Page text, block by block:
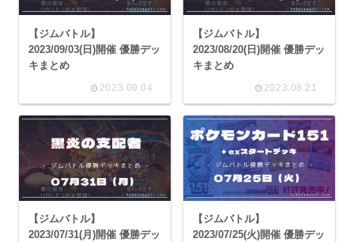
【ジムバトル】
2023/09/03(日)開催 優勝デッ
キまとめ
2023.09.04
【ジムバトル】
2023/08/20(日)開催 優勝デッ
キまとめ
2023.08.21
【ジムバトル】
2023/07/31(月)開催 優勝デッ
【ジムバトル】
2023/07/25(火)開催 優勝デッ